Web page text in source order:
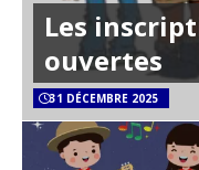
Les
ouvertes
31 DÉCEMBRE 2025